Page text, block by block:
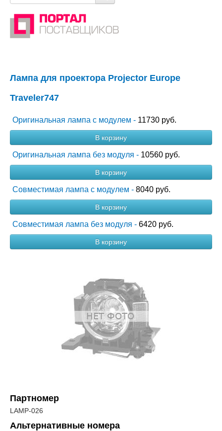
Лампа для проектора Projector Europe
Traveler747
Оригинальная лампа с модулем - 11730 руб.
В корзину
Оригинальная лампа без модуля - 10560 руб.
В корзину
Совместимая лампа с модулем - 8040 руб.
В корзину
Совместимая лампа без модуля - 6420 руб.
В корзину
Партномер
LAMP-026
Альтернативные номера